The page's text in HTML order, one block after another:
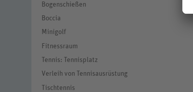
Bogenschießen
Boccia
Minigolf
Fitnessraum
Tennis: Tennisplatz
Verleih von Tennisausrüstung
Tischtennis